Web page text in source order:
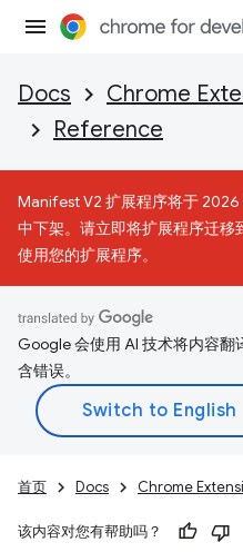
Docs Chrome
Reference
Manifest V2 扩展程序将于 2026
中下架。请立即将扩展程序迁
使用您的扩展程序。
Google 会使用 AI 技术将内容翻
含错误。
首页 Docs Chrome
该内容对您有帮助吗？